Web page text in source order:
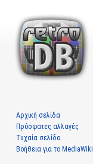
Αρχική σελίδα
Πρόσφατες αλλαγές
Τυχαία σελίδα
Βοήθεια για το MediaWiki